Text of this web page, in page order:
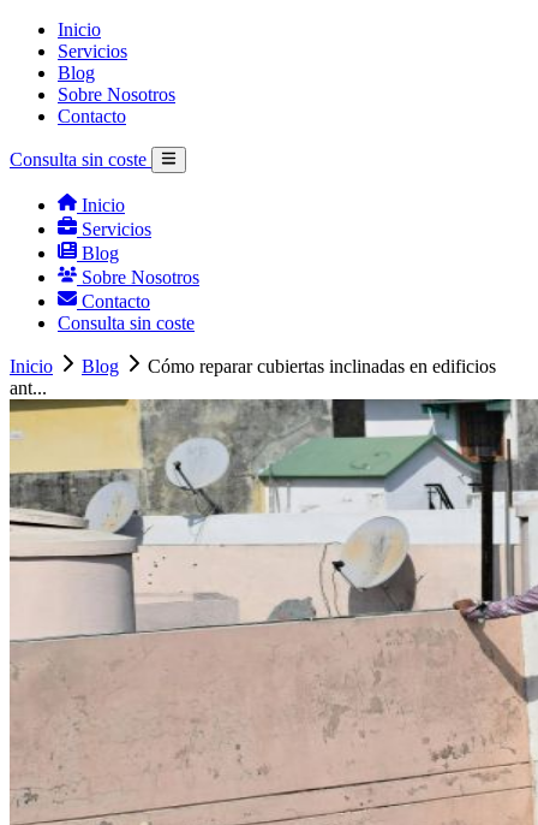
Inicio
Servicios
Blog
Sobre Nosotros
Contacto
Consulta sin coste
Inicio
Servicios
Blog
Sobre Nosotros
Contacto
Consulta sin coste
Inicio Blog
Cómo reparar cubiertas inclinadas en edificios
ant...